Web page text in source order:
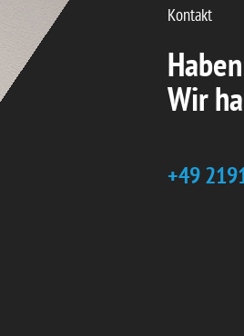
Kontakt
Wir
+49